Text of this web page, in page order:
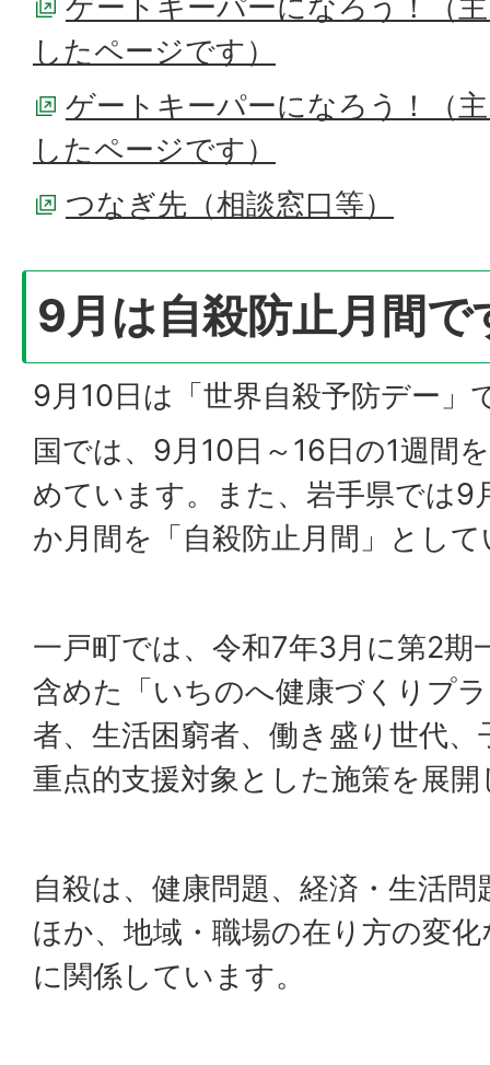
したページです）
ゲートキーパーになろう！（
したページです）
つなぎ先（相談窓口等）
9月は自殺防止月間で
9月10日は「世界自殺予防デー」
国では、9月10日～16日の1週間
めています。また、岩手県では9
か月間を「自殺防止月間」とし
一戸町では、令和7年3月に第2期
含めた「いちのへ健康づくりプ
者、生活困窮者、働き盛り世代
重点的支援対象とした施策を展
自殺は、健康問題、経済・生活
ほか、地域・職場の在り方の変
に関係しています。